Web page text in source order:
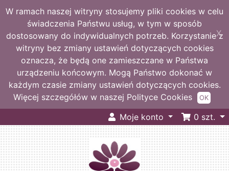
W ramach naszej witryny stosujemy pliki cookies w celu
świadczenia Państwu usług, w tym w sposób
dostosowany do indywidualnych potrzeb. Korzystanie z
witryny bez zmiany ustawień dotyczących cookies
oznacza, że będą one zamieszczane w Państwa
urządzeniu końcowym. Mogą Państwo dokonać w
każdym czasie zmiany ustawień dotyczących cookies.
Więcej szczegółów w naszej Polityce Cookies
X
OK
Moje konto 0 szt.